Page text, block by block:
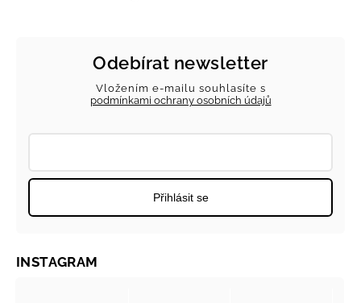
Odebírat newsletter
Vložením e-mailu souhlasíte s
podmínkami ochrany osobních údajů
Přihlásit se
INSTAGRAM